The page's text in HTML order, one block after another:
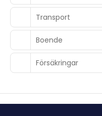
Transport
Boende
Försäkringar